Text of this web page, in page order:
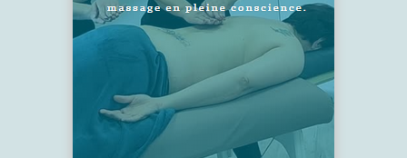
SUIVEZ-NOUS !
Recevez notre Newsletter